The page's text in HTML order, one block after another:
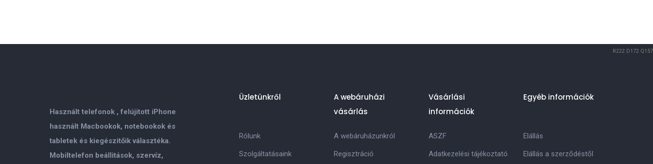
R222 D172 Q157
Használt telefonok , felújitott iPhone
használt Macbookok, notebookok és
tabletek és kiegészitőik választéka.
Mobiltelefon beállitások, szervíz,
Üzletünkről
Rólunk
Szolgáltatásaink
A webáruházi
vásárlás
A webáruházunkról
Regisztráció
Vásárlási
információk
ASZF
Adatkezelési tájékoztató
Egyéb információk
Elállás
Elállás a szerződéstől